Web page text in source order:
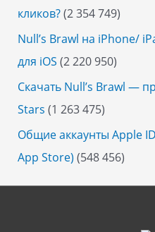
кликов?(2 354 749)
Null’s Brawl на iPhone/
для iOS (2 220 950)
Скачать Null’s Brawl —
Stars (1 263 475)
Общие аккаунты Apple
App Store) (548 456)